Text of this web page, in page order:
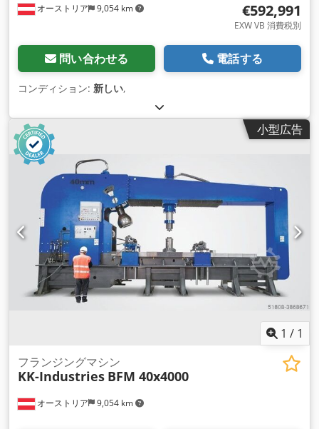
オーストリア 9,054 km €592,991
EXW VB 消費税別
問い合わせる 電話する
コンディション: 新しい,
小型広告
1 / 1
オーストリア 9,054 km
フランジングマシン
KK-Industries BFM 40x4000